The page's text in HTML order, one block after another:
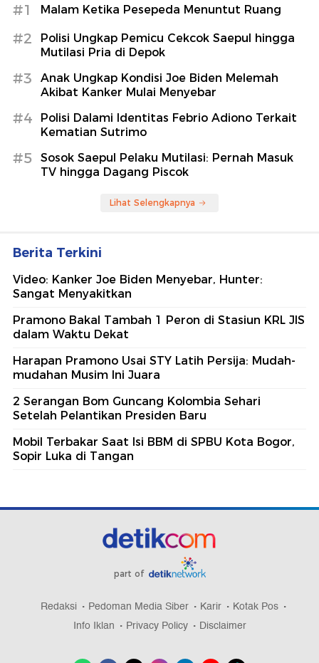
#1 Malam Ketika Pesepeda Menuntut Ruang
#2
Polisi Ungkap Pemicu Cekcok Saepul hingga
Mutilasi Pria di Depok
#3
Anak Ungkap Kondisi Joe Biden Melemah
Akibat Kanker Mulai Menyebar
#4
Polisi Dalami Identitas Febrio Adiono Terkait
Kematian Sutrimo
#5
Sosok Saepul Pelaku Mutilasi: Pernah Masuk
TV hingga Dagang Piscok
Lihat Selengkapnya
Berita Terkini
Video: Kanker Joe Biden Menyebar, Hunter:
Sangat Menyakitkan
Pramono Bakal Tambah 1 Peron di Stasiun KRL JIS
dalam Waktu Dekat
Harapan Pramono Usai STY Latih Persija: Mudah-
mudahan Musim Ini Juara
2 Serangan Bom Guncang Kolombia Sehari
Setelah Pelantikan Presiden Baru
Mobil Terbakar Saat Isi BBM di SPBU Kota Bogor,
Sopir Luka di Tangan
part of
Redaksi Pedoman Media Siber Karir
Kotak Pos
Info Iklan
Privacy Policy Disclaimer